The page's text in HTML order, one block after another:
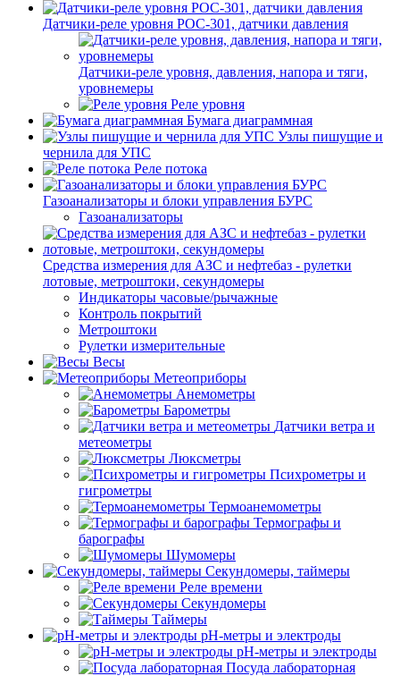
Датчики-реле уровня РОС-301, датчики давления
Датчики-реле уровня, давления, напора и тяги,
уровнемеры
Реле уровня
Бумага диаграммная
Узлы пишущие и
чернила для УПС
Реле потока
Газоанализаторы и блоки управления БУРС
Газоанализаторы
Средства измерения для АЗС и нефтебаз - рулетки
лотовые, метроштоки, секундомеры
Индикаторы часовые/рычажные
Контроль покрытий
Метроштоки
Рулетки измерительные
Весы
Метеоприборы
Анемометры
Барометры
Датчики ветра и
метеометры
Люксметры
Психрометры и
гигрометры
Термоанемометры
Термографы и
барографы
Шумомеры
Секундомеры, таймеры
Реле времени
Секундомеры
Таймеры
pH-метры и электроды
pH-метры и электроды
Посуда лабораторная